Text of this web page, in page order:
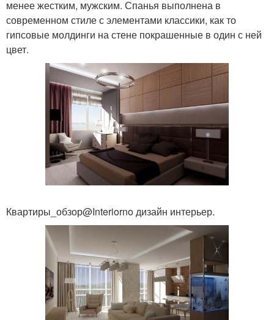
менее жестким, мужским. Спанья выполнена в
современном стиле с элементами классики, как то
гипсовые молдинги на стене покрашенные в один с ней
цвет.
Квартиры_обзор@Interiorno дизайн интерьер.